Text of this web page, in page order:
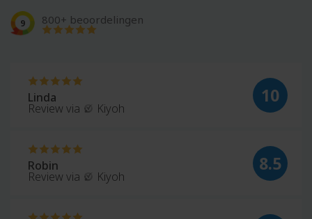
9 800+ beoordelingen
Linda
Review via Kiyoh
10
Robin
Review via Kiyoh
8.5